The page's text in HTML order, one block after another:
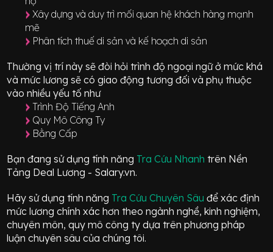
Xây dựng và duy trì mối quan hệ khách hàng mạnh
mẽ
Phân tích thuế di sản và kế hoạch di sản
Thường vị trí này sẽ đòi hỏi trình độ ngoại ngữ ở mứckhá
và mức lương sẽ có giao động tương đối và phụ thuộc
vào nhiều yếu tố như
Trình Độ Tiếng Anh
Quy Mô Công Ty
Bằng Cấp
Bạn đang sử dụng tính năng Tra Cứu Nhanh trên Nền
Tảng Deal Lương - Salary.vn.
Hãy sử dụng tính năng Tra Cứu Chuyên Sâuđể xác định
mức lương chính xác hơn theo ngành nghề, kinh nghiệm,
chuyên môn, quy mô công ty dựa trên phương pháp
luận chuyên sâu của chúng tôi.